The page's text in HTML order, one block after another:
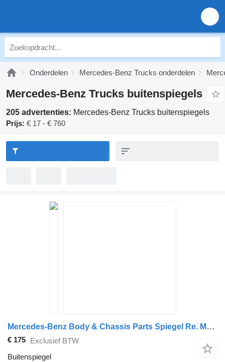
Onderdelen Mercedes-Benz Trucks onderdelen
Mercedes-Benz Trucks buitenspiegels
205 advertenties: Mercedes-Benz Trucks buitenspiegels
Prijs: € 17 - € 760
Mercedes-Benz Body & Chassis Parts Spiegel Re. MB MP4 9608102219 buitenspiegel voor vrachtwagen
€ 175 Exclusief BTW
Buitenspiegel